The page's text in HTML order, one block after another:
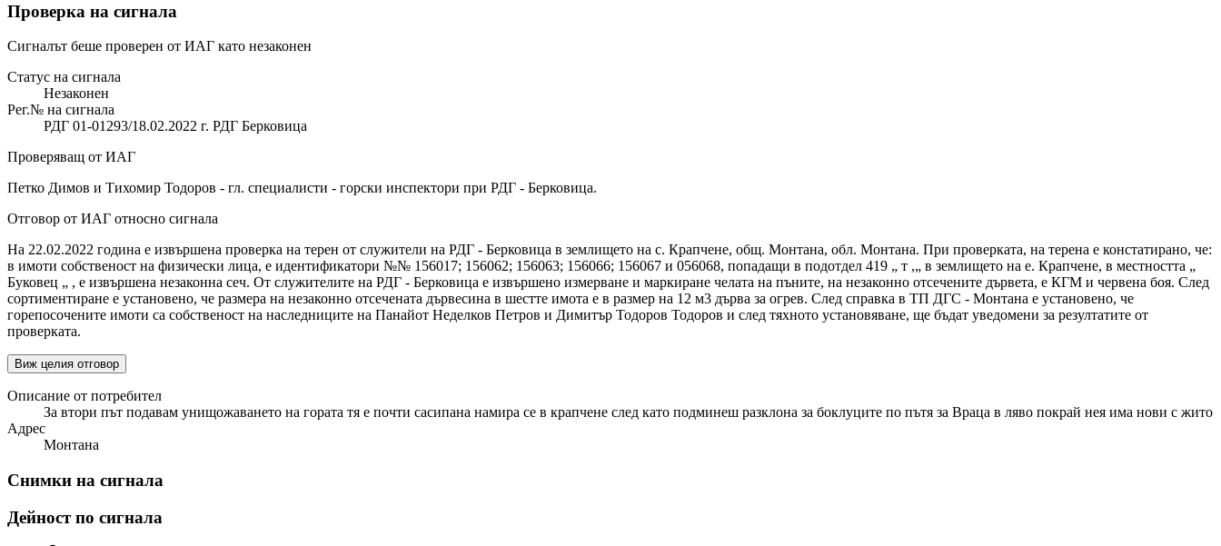
Проверка на сигнала
Сигналът беше проверен от ИАГ като незаконен
Статус на сигнала
Незаконен
Рег.№ на сигнала
РДГ 01-01293/18.02.2022 г. РДГ Берковица
Проверяващ от ИАГ
Петко Димов и Тихомир Тодоров - гл. специалисти - горски инспектори при РДГ - Берковица.
Отговор от ИАГ относно сигнала
На 22.02.2022 година е извършена проверка на терен от служители на РДГ - Берковица в землището на с. Крапчене, общ. Монтана, обл. Монтана. При проверката, на терена е констатирано, че:
в имоти собственост на физически лица, е идентификатори №№ 156017; 156062; 156063; 156066; 156067 и 056068, попадащи в подотдел 419 „ т ,„ в землището на е. Крапчене, в местността „
Буковец „ , е извършена незаконна сеч. От служителите на РДГ - Берковица е извършено измерване и маркиране челата на пъните, на незаконно отсечените дървета, е КГМ и червена боя. След
сортиментиране е установено, че размера на незаконно отсечената дървесина в шестте имота е в размер на 12 м3 дърва за огрев. След справка в ТП ДГС - Монтана е установено, че
горепосочените имоти са собственост на наследниците на Панайот Неделков Петров и Димитър Тодоров Тодоров и след тяхното установяване, ще бъдат уведомени за резултатите от
проверката.
Виж целия отговор
Описание от потребител
За втори път подавам унищожаването на гората тя е почти сасипана намира се в крапчене след като подминеш разклона за боклуците по пътя за Враца в ляво покрай нея има нови с жито
Адрес
Монтана
Снимки на сигнала
Дейност по сигнала